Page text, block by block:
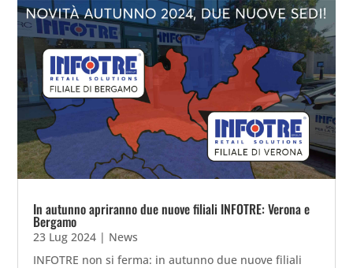
In autunno apriranno due nuove filiali INFOTRE: Verona e
Bergamo
23 Lug 2024 | News
INFOTRE non si ferma: in autunno due nuove filiali